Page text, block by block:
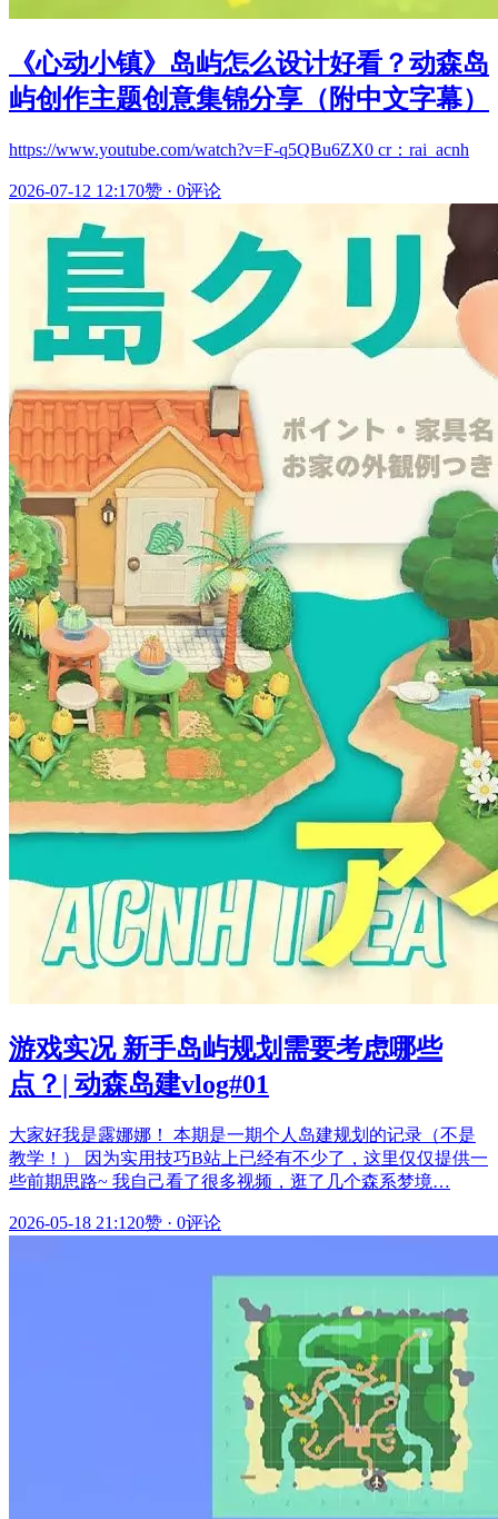
《心动小镇》岛屿怎么设计好看？动森岛
屿创作主题创意集锦分享（附中文字幕）
https://www.youtube.com/watch?v=F-q5QBu6ZX0 cr：rai_acnh
2026-07-12 12:170赞 · 0评论
游戏实况 新手岛屿规划需要考虑哪些
点？| 动森岛建vlog#01
大家好我是露娜娜！ 本期是一期个人岛建规划的记录（不是
教学！） 因为实用技巧B站上已经有不少了，这里仅仅提供一
些前期思路~ 我自己看了很多视频，逛了几个森系梦境…
2026-05-18 21:120赞 · 0评论